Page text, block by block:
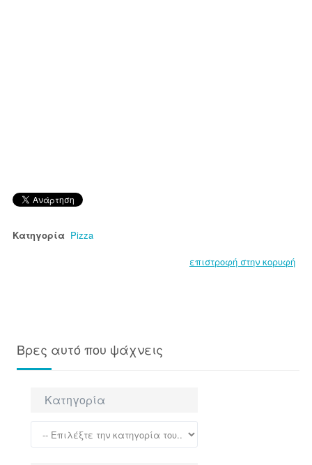
Κατηγορία Pizza
επιστροφή στην κορυφή
Βρες αυτό που ψάχνεις
Κατηγορία